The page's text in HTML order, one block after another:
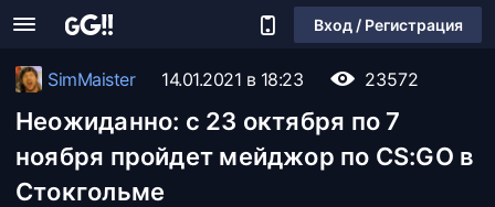
Вход / Регистрация
SimMaister 14.01.2021 в 18:23 23572
Неожиданно: с 23 октября по 7
ноября пройдет мейджор по CS:GO в
Стокгольме